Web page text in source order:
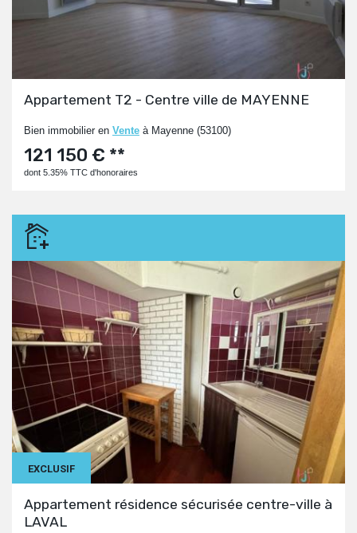
Appartement T2 - Centre ville de MAYENNE
Bien immobilier en Vente à Mayenne (53100)
121 150 € **
dont 5.35% TTC d'honoraires
EXCLUSIF
Appartement résidence sécurisée centre-ville à
LAVAL